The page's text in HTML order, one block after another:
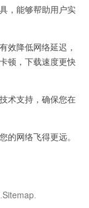
，能够帮助用户实
降低网络延迟，
顿，下载速度更快
术支持，确保您在
网络飞得更远。
.Sitemap.